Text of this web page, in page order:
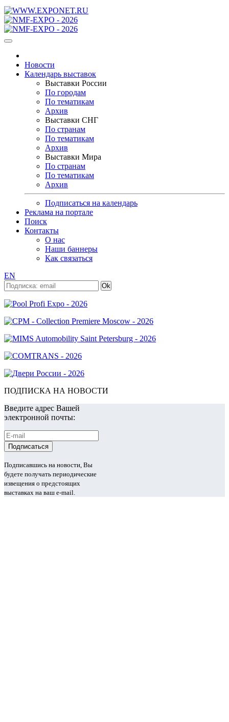
Новости
Календарь выставок
Выставки России
По городам
По тематикам
Архив
Выставки СНГ
По странам
По тематикам
Архив
Выставки Мира
По странам
По тематикам
Архив
Подписаться на календарь
Реклама на портале
Поиск
Контакты
О нас
Наши баннеры
Как связаться
EN
ПОДПИСКА НА НОВОСТИ
Введите адрес Вашей
электронной почты:
Подписавшись на новости, Вы
будете получать периодические
извещения о предстоящих
выставках на ваш e-mail.